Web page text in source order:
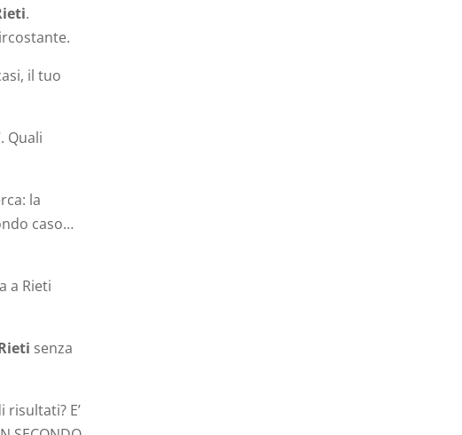
.
il tuo
Quali
la
caso…
a Rieti
senza
E’